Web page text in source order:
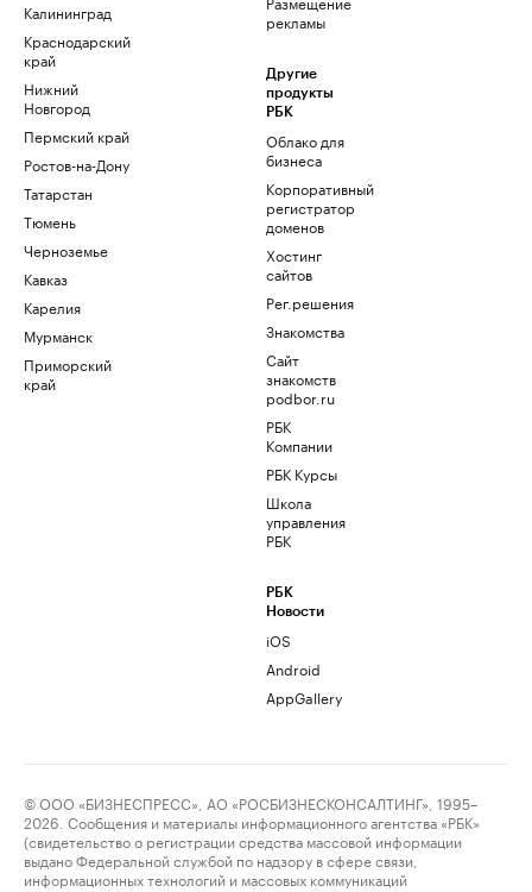
Калининград
Краснодарский
край
Нижний
Новгород
Пермский край
Ростов-на-Дону
Татарстан
Тюмень
Черноземье
Кавказ
Карелия
Мурманск
Приморский
край
рекламы
Другие
продукты
РБК
Облако для
бизнеса
Корпоративный
регистратор
доменов
Хостинг
сайтов
Рег.решения
Знакомства
Сайт
знакомств
podbor.ru
РБК
Компании
РБК Курсы
Школа
управления
РБК
РБК
Новости
iOS
Android
AppGallery
© ООО «БИЗНЕСПРЕСС», АО «РОСБИЗНЕСКОНСАЛТИНГ», 1995–
2026. Сообщения и материалы информационного агентства «РБК»
(свидетельство о регистрации средства массовой информации
выдано Федеральной службой по надзору в сфере связи,
информационных технологий и массовых коммуникаций